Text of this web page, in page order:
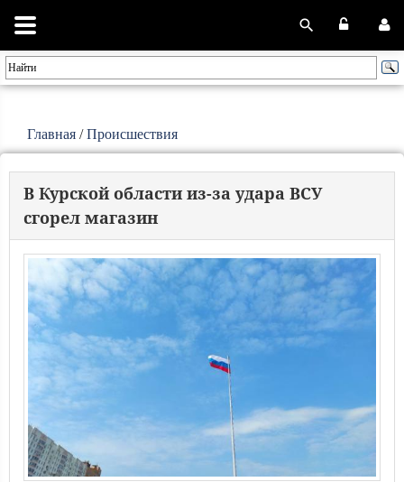
Главная /Происшествия
В Курской области из-за удара ВСУ
сгорел магазин